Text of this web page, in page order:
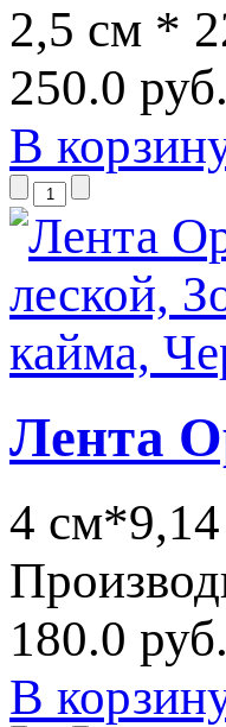
2,5 см *
250.0 руб.
В
Лента
4
180.0 руб.
В